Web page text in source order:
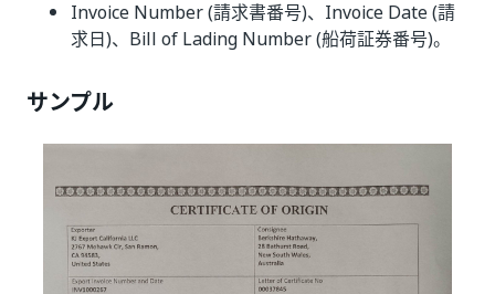
Invoice Number (請求書番号)、Invoice Date (請
求日)、Bill of Lading Number (船荷証券番号)。
サンプル